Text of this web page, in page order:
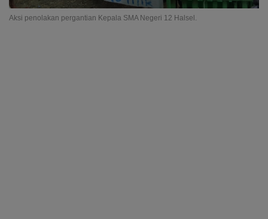
Aksi penolakan pergantian Kepala SMA Negeri 12 Halsel.